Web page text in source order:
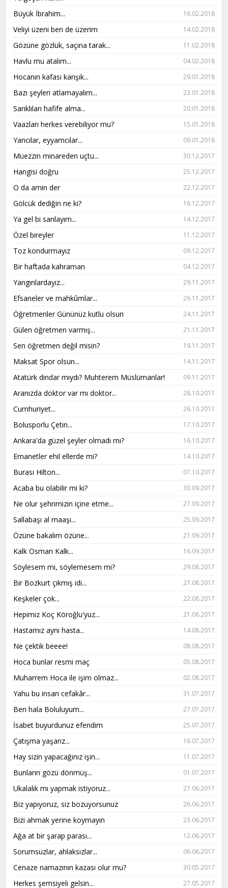
Büyük İbrahim... 16.02.2018
Veliyi üzeni ben de üzerim 14.02.2018
Gözüne gözlük, saçına tarak... 11.02.2018
Havlu mu atalım... 04.02.2018
Hocanın kafası karışık... 29.01.2018
Bazı şeyleri atlamayalım... 23.01.2018
Sarıklıları hafife alma... 20.01.2018
Vaazları herkes verebiliyor mu? 15.01.2018
Yancılar, eyyamcılar... 09.01.2018
Müezzin minareden uçtu... 30.12.2017
Hangisi doğru 25.12.2017
O da amin der 22.12.2017
Gölcük dediğin ne ki? 16.12.2017
Ya gel bi sarılayım... 14.12.2017
Özel bireyler 11.12.2017
Toz kondurmayız 09.12.2017
Bir haftada kahraman 04.12.2017
Yangınlardayız... 29.11.2017
Efsaneler ve mahkûmlar... 26.11.2017
Öğretmenler Gününüz kutlu olsun 24.11.2017
Gülen öğretmen varmış... 21.11.2017
Sen öğretmen değil misin? 19.11.2017
Maksat Spor olsun... 14.11.2017
Atatürk dindar mıydı? Muhterem Müslümanlar! 09.11.2017
Aranızda doktor var mı doktor... 28.10.2017
Cumhuriyet... 26.10.2017
Bolusporlu Çetin... 17.10.2017
Ankara'da güzel şeyler olmadı mı? 16.10.2017
Emanetler ehil ellerde mi? 14.10.2017
Burası Hilton... 07.10.2017
Acaba bu olabilir mi ki? 30.09.2017
Ne olur şehrimizin içine etme... 27.09.2017
Sallabaşı al maaşı... 25.09.2017
Özüne bakalım özüne... 21.09.2017
Kalk Osman Kalk... 16.09.2017
Söylesem mi, söylemesem mi? 29.08.2017
Bir Bozkurt çıkmış idi... 27.08.2017
Keşkeler çok... 22.08.2017
Hepimiz Koç Köroğlu'yuz... 21.08.2017
Hastamız aynı hasta... 14.08.2017
Ne çektik beeee! 08.08.2017
Hoca bunlar resmi maç 05.08.2017
Muharrem Hoca ile işim olmaz... 02.08.2017
Yahu bu insan cefakâr... 31.07.2017
Ben hala Boluluyum... 27.07.2017
İsabet buyurdunuz efendim 25.07.2017
Çatışma yaşarız... 16.07.2017
Hay sizin yapacağınız işin... 11.07.2017
Bunların gözü dönmüş... 01.07.2017
Ukalalık mı yapmak istiyoruz... 27.06.2017
Biz yapıyoruz, siz bozuyorsunuz 26.06.2017
Bizi ahmak yerine koymayın 23.06.2017
Ağa at bir şarap parası... 12.06.2017
Sorumsuzlar, ahlaksızlar... 06.06.2017
Cenaze namazının kazası olur mu? 30.05.2017
Herkes şemsiyeli gelsin... 27.05.2017